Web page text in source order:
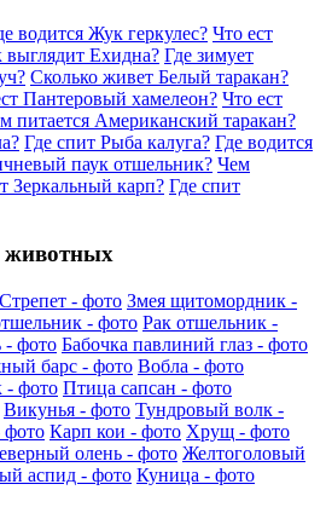
водится Жук геркулес? Что ест
выглядит Ехидна? Где зимует
Сколько живет Белый таракан?
Пантеровый хамелеон? Что ест
питается Американский таракан?
Где спит Рыба калуга? Где водится
паук отшельник? Чем
Зеркальный карп? Где спит
животных
Стрепет - фото Змея щитомордник -
- фото Рак отшельник -
- фото Бабочка павлиний глаз - фото
барс - фото Вобла - фото
- фото Птица сапсан - фото
Викунья - фото Тундровый волк -
фото Карп кои - фото Хрущ - фото
олень - фото Желтоголовый
аспид - фото Куница - фото